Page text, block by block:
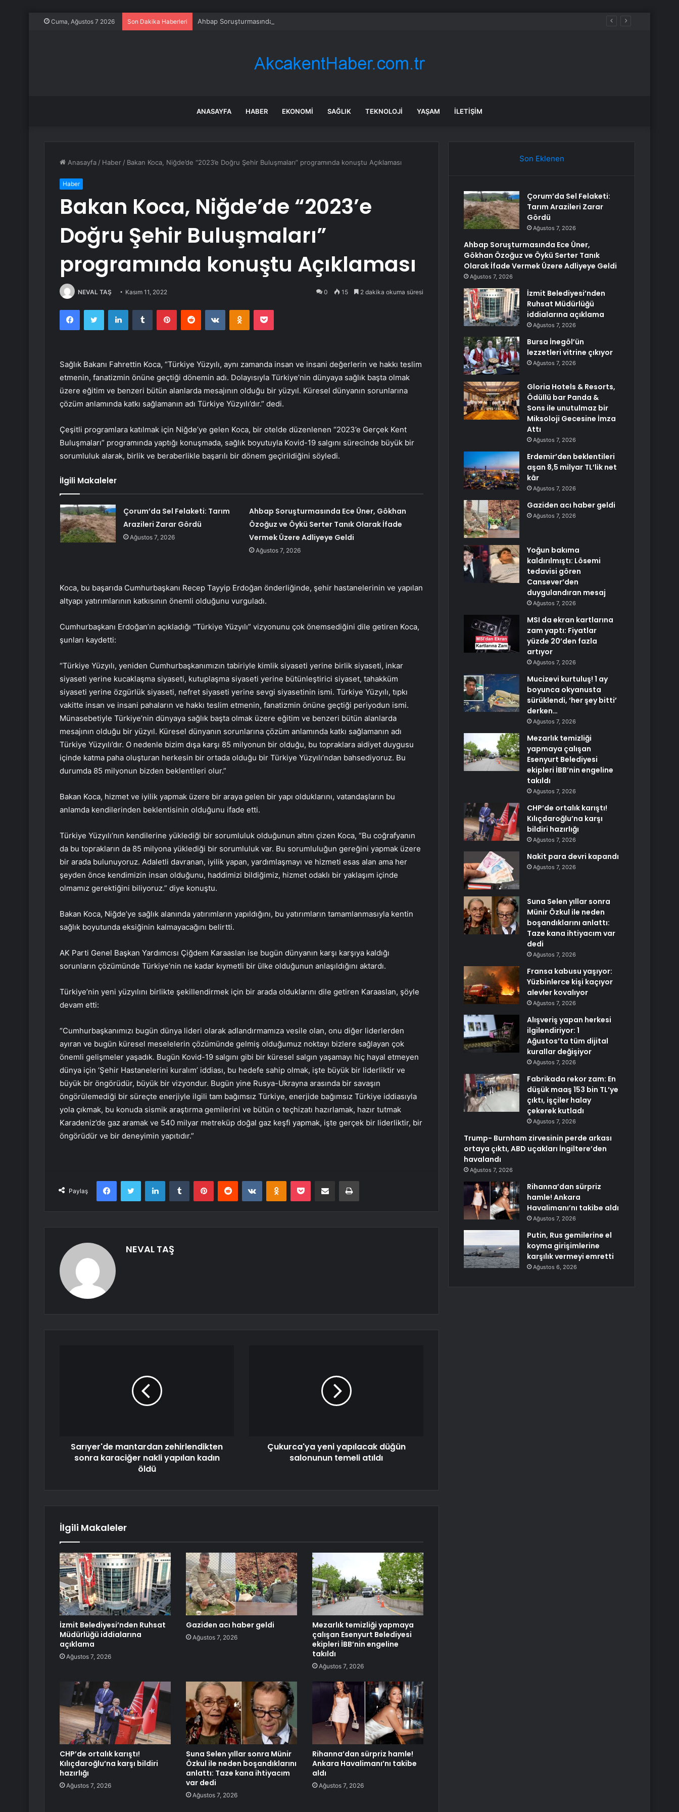
Cuma, Ağustos 7 2026 Son Dakika Haberleri Ahbap Soruşturmasında Ece Üner, Gökhan Özoğuz ve Öykü Serter Tanık Olarak İfade Vermek Üzere Adliyeye Geldi
ANASAYFA HABER EKONOMI SAĞLIK TEKNOLOJI YAŞAM İLETIŞIM
Anasayfa / Haber / Bakan Koca, Niğde’de “2023’e Doğru Şehir Buluşmaları” programında konuştu Açıklaması
Haber
Bakan Koca, Niğde’de “2023’e
Doğru Şehir Buluşmaları”
programında konuştu Açıklaması
NEVAL TAŞ Kasım 11, 2022 0 15 2 dakika okuma süresi
FacebookTwitter LinkedInTumblr PinterestReddit VKontakteOdnoklassniki
Pocket
Sağlık Bakanı Fahrettin Koca, “Türkiye Yüzyılı, aynı zamanda insan ve insani değerlerin ve hakkı teslim
etmenin, fanatizmin önüne geçtiği dönemin adı. Dolayısıyla Türkiye’nin dünyaya sağlık başta olmak
üzere eğitim ve benzeri bütün alanlarda mesajının olduğu bir yüzyıl. Küresel dünyanın sorunlarına
çözüm anlamında katkı sağlamanın adı Türkiye Yüzyılı’dır.” dedi.
Çeşitli programlara katılmak için Niğde’ye gelen Koca, bir otelde düzenlenen “2023’e Gerçek Kent
Buluşmaları” programında yaptığı konuşmada, sağlık boyutuyla Kovid-19 salgını sürecinde büyük bir
sorumluluk alarak, birlik ve beraberlikle başarılı bir dönem geçirildiğini söyledi.
İlgili Makaleler
Çorum’da Sel Felaketi: Tarım
Arazileri Zarar Gördü
Ağustos 7, 2026
Ahbap Soruşturmasında Ece Üner, Gökhan
Özoğuz ve Öykü Serter Tanık Olarak İfade
Vermek Üzere Adliyeye Geldi
Ağustos 7, 2026
Koca, bu başarıda Cumhurbaşkanı Recep Tayyip Erdoğan önderliğinde, şehir hastanelerinin ve yapılan
altyapı yatırımlarının katkısının önemli olduğunu vurguladı.
Cumhurbaşkanı Erdoğan’ın açıkladığı “Türkiye Yüzyılı” vizyonunu çok önemsediğini dile getiren Koca,
şunları kaydetti:
“Türkiye Yüzyılı, yeniden Cumhurbaşkanımızın tabiriyle kimlik siyaseti yerine birlik siyaseti, inkar
siyaseti yerine kucaklaşma siyaseti, kutuplaşma siyaseti yerine bütünleştirici siyaset, tahakküm
siyaseti yerine özgürlük siyaseti, nefret siyaseti yerine sevgi siyasetinin ismi. Türkiye Yüzyılı, tıpkı
vakitte insan ve insani pahaların ve hakkı teslim etmenin, fanatizmin önüne geçtiği periyodun ismi.
Münasebetiyle Türkiye’nin dünyaya sağlık başta olmak üzere eğitim ve benzeri bütün alanlarda
mesajının olduğu bir yüzyıl. Küresel dünyanın sorunlarına çözüm anlamında katkı sağlamanın adı
Türkiye Yüzyılı’dır. O nedenle bizim dışa karşı 85 milyonun bir olduğu, bu topraklara aidiyet duygusu
içinde katma paha oluşturan herkesin bir ortada olduğu bir Türkiye Yüzyılı’ndan bahsediyoruz. Bu
durumda 85 milyonun bizden beklentileri olur.”
Bakan Koca, hizmet ve iyilik yapmak üzere bir araya gelen bir yapı olduklarını, vatandaşların bu
anlamda kendilerinden beklentisinin olduğunu ifade etti.
Türkiye Yüzyılı’nın kendilerine yüklediği bir sorumluluk olduğunun altını çizen Koca, “Bu coğrafyanın
da bu toprakların da 85 milyona yüklediği bir sorumluluk var. Bu sorumluluğun gereğini yapmak üzere
bir arada bulunuyoruz. Adaletli davranan, iyilik yapan, yardımlaşmayı ve hizmeti esas alan ama her
şeyden önce kendimizin insan olduğunu, haddimizi bildiğimiz, hizmet odaklı bir yaklaşım içinde
olmamız gerektiğini biliyoruz.” diye konuştu.
Bakan Koca, Niğde’ye sağlık alanında yatırımların yapıldığını, bu yatırımların tamamlanmasıyla kentin
sağlık boyutunda eksiğinin kalmayacağını belirtti.
AK Parti Genel Başkan Yardımcısı Çiğdem Karaaslan ise bugün dünyanın karşı karşıya kaldığı
sorunların çözümünde Türkiye’nin ne kadar kıymetli bir ülke olduğunun anlaşıldığını aktardı.
Türkiye’nin yeni yüzyılını birlikte şekillendirmek için bir arada olduklarını dile getiren Karaaslan, şöyle
devam etti:
“Cumhurbaşkanımızı bugün dünya lideri olarak adlandırmamıza vesile olan, onu diğer liderlerden
ayıran ve bugün küresel meselelerin çözümünde gelmiş olduğumuz noktayı bizlere sağlayan çok
önemli gelişmeler yaşadık. Bugün Kovid-19 salgını gibi bir küresel salgın yaşamayı hiç hayal etmeyen
dünya için ‘Şehir Hastanelerini kuralım’ iddiası, bu hedefe sahip olmak, işte büyük bir liderliktir ve
büyük bir öngörüdür, büyük bir vizyondur. Bugün yine Rusya-Ukrayna arasında bir savaşın
öngörülemediği bir süreçte enerjiyle ilgili tam bağımsız Türkiye, enerjide bağımsız Türkiye iddiasıyla
yola çıkmak, bu konuda sismik araştırma gemilerini ve bütün o teçhizatı hazırlamak, hazır tutmak
Karadeniz’de gaz aramak ve 540 milyar metreküp doğal gaz keşfi yapmak, işte gerçek bir liderliktir, bir
öngörüdür ve bir deneyimin yapıtıdır.”
Paylaş
FacebookTwitter LinkedInTumblr PinterestReddit VKontakteOdnoklassniki
Pocket E-Posta ile paylaş Yazdır
NEVAL TAŞ
Sarıyer'de mantardan zehirlendikten
sonra karaciğer nakli yapılan kadın
öldü
Çukurca'ya yeni yapılacak düğün
salonunun temeli atıldı
İlgili Makaleler
İzmit Belediyesi’nden Ruhsat
Müdürlüğü iddialarına
açıklama
Ağustos 7, 2026
Gaziden acı haber geldi
Ağustos 7, 2026
Mezarlık temizliği yapmaya
çalışan Esenyurt Belediyesi
ekipleri İBB’nin engeline
takıldı
Ağustos 7, 2026
CHP’de ortalık karıştı!
Kılıçdaroğlu’na karşı bildiri
hazırlığı
Ağustos 7, 2026
Suna Selen yıllar sonra Münir
Özkul ile neden boşandıklarını
anlattı: Taze kana ihtiyacım
var dedi
Ağustos 7, 2026
Rihanna’dan sürpriz hamle!
Ankara Havalimanı’nı takibe
aldı
Ağustos 7, 2026
Son Eklenen
Çorum’da Sel Felaketi:
Tarım Arazileri Zarar
Gördü
Ağustos 7, 2026
Ahbap Soruşturmasında Ece Üner,
Gökhan Özoğuz ve Öykü Serter Tanık
Olarak İfade Vermek Üzere Adliyeye Geldi
Ağustos 7, 2026
İzmit Belediyesi’nden
Ruhsat Müdürlüğü
iddialarına açıklama
Ağustos 7, 2026
Bursa İnegöl’ün
lezzetleri vitrine çıkıyor
Ağustos 7, 2026
Gloria Hotels & Resorts,
Ödüllü bar Panda &
Sons ile unutulmaz bir
Miksoloji Gecesine İmza
Attı
Ağustos 7, 2026
Erdemir’den beklentileri
aşan 8,5 milyar TL’lik net
kâr
Ağustos 7, 2026
Gaziden acı haber geldi
Ağustos 7, 2026
Yoğun bakıma
kaldırılmıştı: Lösemi
tedavisi gören
Cansever’den
duygulandıran mesaj
Ağustos 7, 2026
MSI da ekran kartlarına
zam yaptı: Fiyatlar
yüzde 20’den fazla
artıyor
Ağustos 7, 2026
Mucizevi kurtuluş! 1 ay
boyunca okyanusta
sürüklendi, ‘her şey bitti’
derken…
Ağustos 7, 2026
Mezarlık temizliği
yapmaya çalışan
Esenyurt Belediyesi
ekipleri İBB’nin engeline
takıldı
Ağustos 7, 2026
CHP’de ortalık karıştı!
Kılıçdaroğlu’na karşı
bildiri hazırlığı
Ağustos 7, 2026
Nakit para devri kapandı
Ağustos 7, 2026
Suna Selen yıllar sonra
Münir Özkul ile neden
boşandıklarını anlattı:
Taze kana ihtiyacım var
dedi
Ağustos 7, 2026
Fransa kabusu yaşıyor:
Yüzbinlerce kişi kaçıyor
alevler kovalıyor
Ağustos 7, 2026
Alışveriş yapan herkesi
ilgilendiriyor: 1
Ağustos’ta tüm dijital
kurallar değişiyor
Ağustos 7, 2026
Fabrikada rekor zam: En
düşük maaş 153 bin TL’ye
çıktı, işçiler halay
çekerek kutladı
Ağustos 7, 2026
Trump- Burnham zirvesinin perde arkası
ortaya çıktı, ABD uçakları İngiltere’den
havalandı
Ağustos 7, 2026
Rihanna’dan sürpriz
hamle! Ankara
Havalimanı’nı takibe aldı
Ağustos 7, 2026
Putin, Rus gemilerine el
koyma girişimlerine
karşılık vermeyi emretti
Ağustos 6, 2026